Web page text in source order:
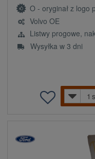
O - oryginał z logo
Volvo OE
Listwy progowe,
Wysyłka w 3 dni